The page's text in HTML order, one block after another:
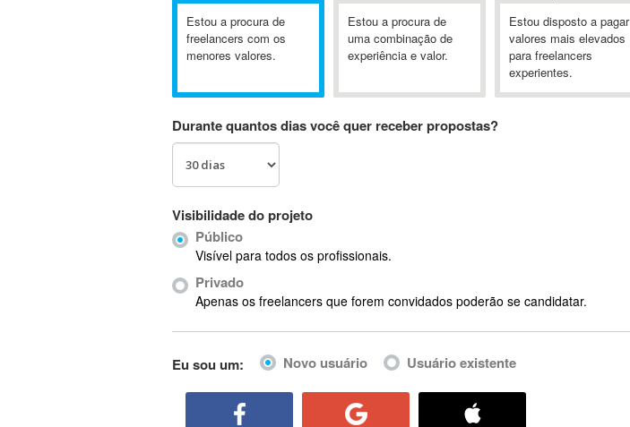
802.11
A&P
A-GPS
Ab Initio
ABIS
AbleCommerce
Ableton Live
Abstract Window Toolkit (AWT)
Estou a procura de
freelancers com os
menores valores.
Estou a procura de
uma combinação de
experiência e valor.
Estou disposto a pagar
valores mais elevados
para freelancers
experientes.
Durante quantos dias você quer receber propostas?
Visibilidade do projeto
Público
Visível para todos os profissionais.
Privado
Apenas os freelancers que forem convidados poderão se candidatar.
Eu sou um: Novo usuário Usuário existente